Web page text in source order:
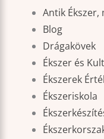
Antik Ékszer,
Blog
Drágakövek
Ékszer és
Ékszerek
Ékszeriskola